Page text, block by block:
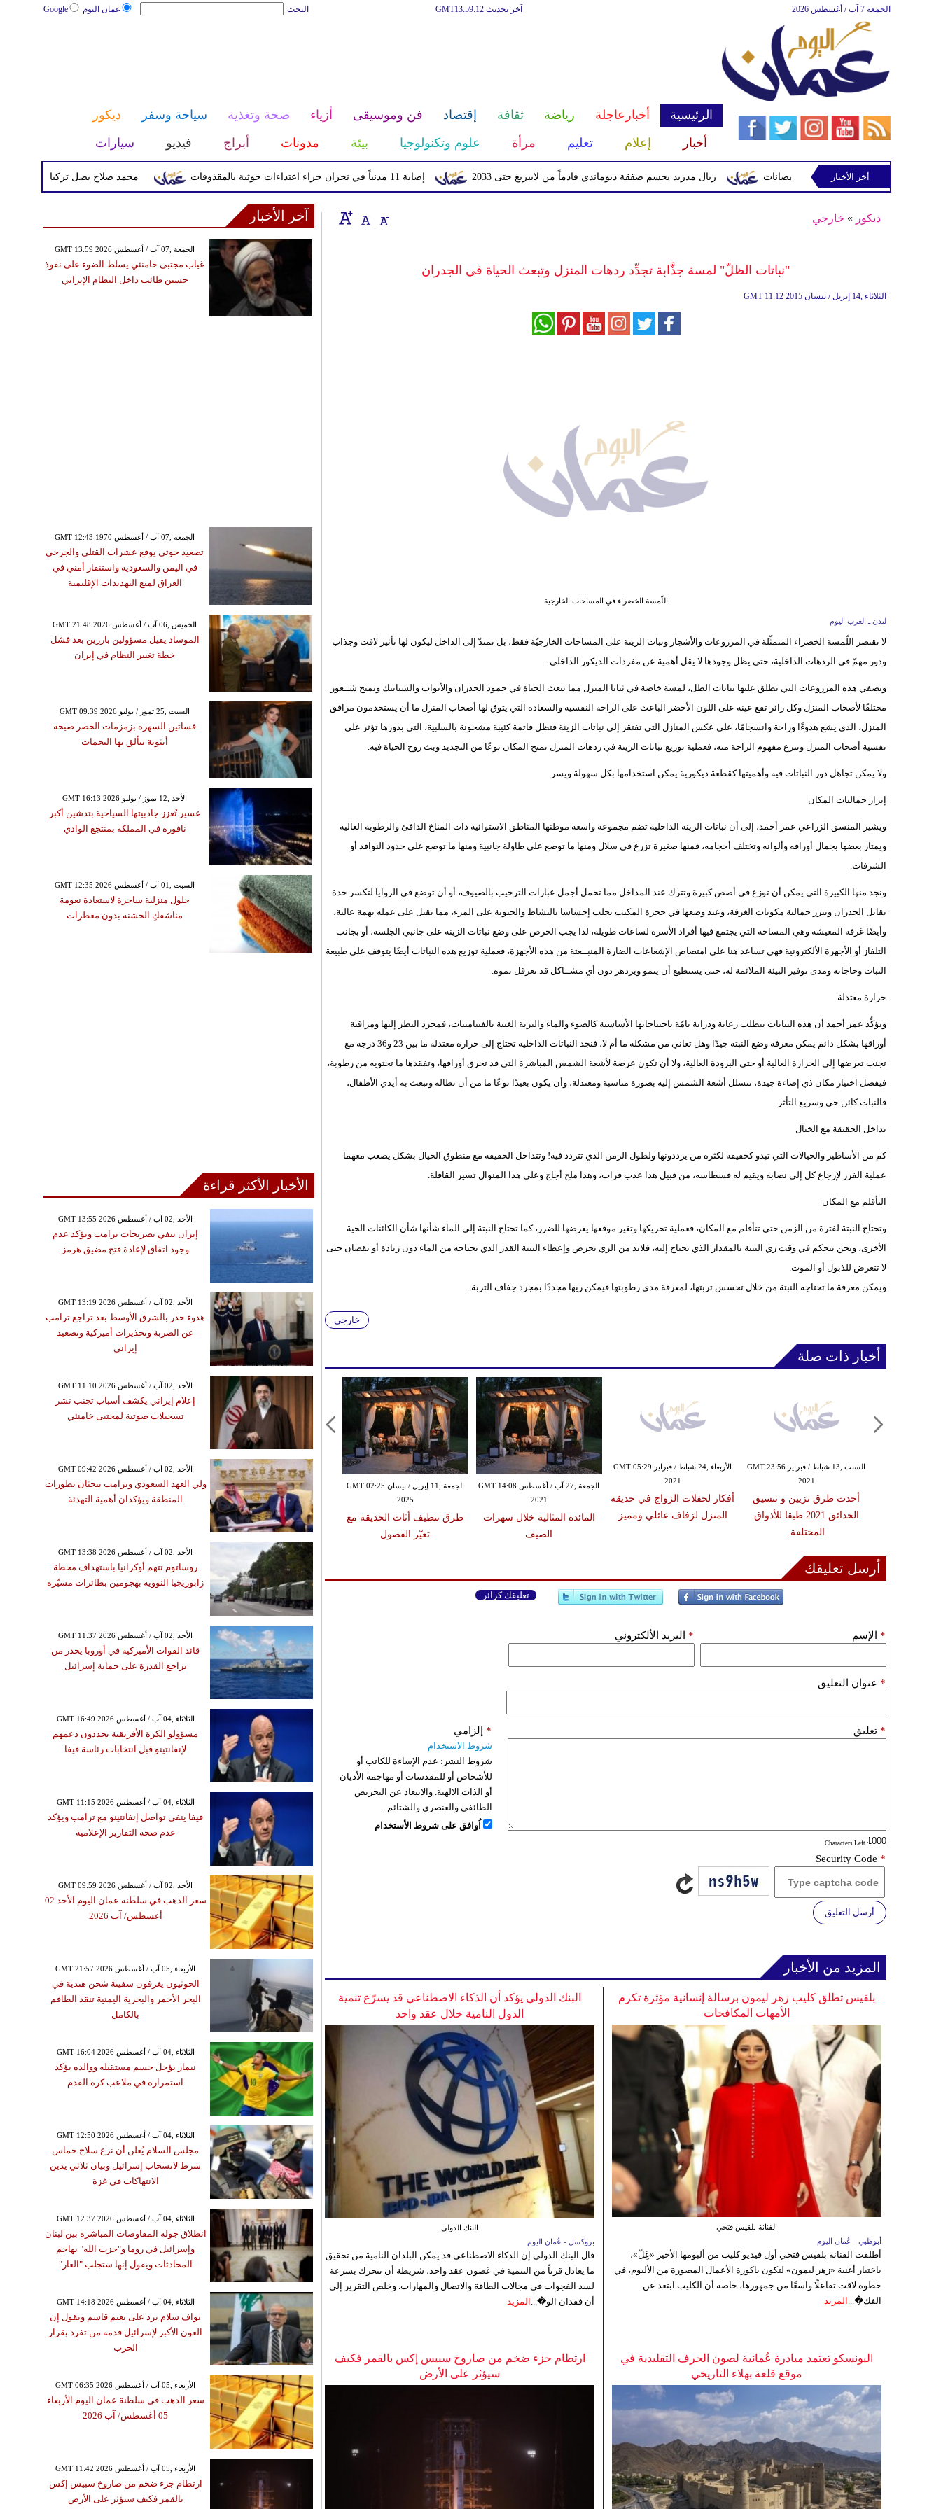
عمان اليوم Google البحث آخر تحديث GMT13:59:12 الجمعة 7 آب / أغسطس 2026
الرئيسية أخبارعاجلة رياضة ثقافة إقتصاد فن وموسيقى أزياء صحة وتغذية سياحة وسفر
ديكور
أخبار
إعلام تعليم مرأة علوم وتكنولوجيا بيئة مدونات أبراج فيديو سيارات
محمد صلاح يصل تركيا الأربعاء لإتمام إصابة 11 مدنياً في نجران جراء اعتداءات حوثية بالمقذوفات ريال مدريد يحسم صفقة ديوماندي قادماً من لايبزيغ حتى 2033 من أمطار غزيرة وفيضانات
أخر الأخبار
ديكور » خارجي
"نباتات الظلّ" لمسة جذَّابة تجدِّد ردهات المنزل وتبعث الحياة في الجدران
GMT 11:12 2015 الثلاثاء ,14 إبريل / نيسان
اللّمسة الخضراء في المساحات الخارجية
لندن ـ العرب اليوم
لا تقتصر اللّمسة الخضراء المتمثِّلة في المزروعات والأشجار ونبات الزينة على المساحات الخارجيّة فقط، بل تمتدّ إلى الداخل ليكون لها تأثير لافت وجذاب
ودور مهمّ في الردهات الداخلية، حتى يظل وجودها لا يقل أهمية عن مفردات الديكور الداخلي.
وتضفي هذه المزروعات التي يطلق عليها نباتات الظل، لمسة خاصة في ثنايا المنزل مما تبعث الحياة في جمود الجدران والأبواب والشبابيك وتمنح شــعور
مختلفًا لأصحاب المنزل وكل زائر تقع عينه على اللون الأخضر الباعث على الراحة النفسية والسعادة التي يتوق لها أصحاب المنزل ما أن يستخدمون مرافق
المنزل، الذي يشع هدوءًا وراحة وانسجامًا، على عكس المنازل التي تفتقر إلى نباتات الزينة فتظل قاتمة كئيبة مشحونة بالسلبية، التي بدورها تؤثر على
نفسية أصحاب المنزل وتنزع مفهوم الراحة منه، فعملية توزيع نباتات الزينة في ردهات المنزل تمنح المكان نوعًا من التجديد وبث روح الحياة فيه.
ولا يمكن تجاهل دور النباتات فيه وأهميتها كقطعة ديكورية يمكن استخدامها بكل سهولة ويسر.
إبراز جماليات المكان
ويشير المنسق الزراعي عمر أحمد، إلى أن نباتات الزينة الداخلية تضم مجموعة واسعة موطنها المناطق الاستوائية ذات المناخ الدافئ والرطوبة العالية
ويمتاز بعضها بجمال أوراقه وألوانه وتختلف أحجامه، فمنها صغيرة تزرع في سلال ومنها ما توضع على طاولة جانبية ومنها ما توضع على حدود النوافذ أو
الشرفات.
ونجد منها الكبيرة التي يمكن أن توزع في أصص كبيرة وتترك عند المداخل مما تحمل أجمل عبارات الترحيب بالضيوف، أو أن توضع في الزوايا لتكسر حدة
تقابل الجدران وتبرز جمالية مكونات الغرفة، وعند وضعها في حجرة المكتب تجلب إحساسا بالنشاط والحيوية على المرء، مما يقبل على عمله بهمة عالية،
وأيضًا غرفة المعيشة وهي المساحة التي يجتمع فيها أفراد الأسرة لساعات طويلة، لذا يجب الحرص على وضع نباتات الزينة على جانبي الجلسة، أو بجانب
التلفاز أو الأجهرة الألكترونية فهي تساعد هنا على امتصاص الإشعاعات الضارة المنبــعثة من هذه الأجهزة، فعملية توزيع هذه النباتات أيضًا يتوقف على طبيعة
النبات وحاجاته ومدى توفير البيئة الملائمة له، حتى يستطيع أن ينمو ويزدهر دون أي مشــاكل قد تعرقل نموه.
حرارة معتدلة
ويؤكِّد عمر أحمد أن هذه النباتات تتطلب رعاية ودراية تامّة باحتياجاتها الأساسية كالضوء والماء والتربة الغنية بالفتيامينات، فمجرد النظر إليها ومراقبة
أوراقها بشكل دائم يمكن معرفة وضع النبتة جيدًا وهل تعاني من مشكلة ما أم لا، فنجد النباتات الداخلية تحتاج إلى حرارة معتدلة ما بين 23 و36 درجة مع
تجنب تعرضها إلى الحرارة العالية أو حتى البرودة العالية، ولا أن تكون عرضة لأشعة الشمس المباشرة التي قد تحرق أوراقها، وتفقدها ما تحتويه من رطوبة،
فيفضل اختيار مكان ذي إضاءة جيدة، تتسلل أشعة الشمس إليه بصورة مناسبة ومعتدلة، وأن يكون بعيدًا نوعًا ما من أن تطاله وتبعث به أيدي الأطفال،
فالنبات كائن حي وسريع التأثر.
تداخل الحقيقة مع الخيال
كم من الأساطير والخيالات التي تبدو كحقيقة لكثرة من يرددونها ولطول الزمن الذي تتردد فيه! وتتداخل الحقيقة مع منطوق الخيال بشكل يصعب معهما
عملية الفرز لإرجاع كل إلى نصابه ويقيم له قسطاسه، من قبيل هذا عذب فرات، وهذا ملح أجاج وعلى هذا المنوال تسير القافلة.
التأقلم مع المكان
وتحتاج النبتة لفترة من الزمن حتى تتأقلم مع المكان، فعملية تحريكها وتغير موقعها يعرضها للضرر، كما تحتاج النبتة إلى الماء شأنها شأن الكائنات الحية
الأخرى، ونحن نتحكم في وقت ري النبتة بالمقدار الذي تحتاج إليه، فلابد من الري بحرص وإعطاء النبتة القدر الذي تحتاجه من الماء دون زيادة أو نقصان حتى
لا تتعرض للذبول أو الموت.
ويمكن معرفة ما تحتاجه النبتة من خلال تحسس تربتها، لمعرفة مدى رطوبتها فيمكن ريها مجددًا بمجرد جفاف التربة.
خارجي
أخبار ذات صلة
الجمعة ,11 إبريل / نيسان GMT 02:25
2025
طرق تنظيف أثاث الحديقة مع
تغيّر الفصول
الجمعة ,27 آب / أغسطس GMT 14:08
2021
المائدة المثالية خلال سهرات
الصيف
الأربعاء ,24 شباط / فبراير GMT 05:29
2021
أفكار لحفلات الزواج في حديقة
المنزل لزفاف عائلي ومميز
السبت ,13 شباط / فبراير GMT 23:56
2021
أحدث طرق تزيين و تنسيق
الحدائق 2021 طبقا للأذواق
المختلفة.
أرسل تعليقك
تعليقك كزائر
الإسم * البريد الألكتروني *
عنوان التعليق *
تعليق *
: Characters Left
إلزامي *
شروط الاستخدام
شروط النشر: عدم الإساءة للكاتب أو
للأشخاص أو للمقدسات أو مهاجمة الأديان
أو الذات الالهية. والابتعاد عن التحريض
الطائفي والعنصري والشتائم.
اُوافق على شروط الأستخدام
Security Code *
أرسل التعليق
المزيد من الأخبار
البنك الدولي يؤكد أن الذكاء الاصطناعي قد يسرّع تنمية
الدول النامية خلال عقد واحد
البنك الدولي
بروكسل - عُمان اليوم
قال البنك الدولي إن الذكاء الاصطناعي قد يمكن البلدان النامية من تحقيق
ما يعادل قرناً من التنمية في غضون عقد واحد، شريطة أن تتحرك بسرعة
لسد الفجوات في مجالات الطاقة والاتصال والمهارات. وخلص التقرير إلى
أن فقدان الو�... المزيد
بلقيس تطلق كليب زهر ليمون برسالة إنسانية مؤثرة تكرم
الأمهات المكافحات
الفنانة بلقيس فتحي
أبوظبي - عُمان اليوم
أطلقت الفنانة بلقيس فتحي أول فيديو كليب من ألبومها الأخير «غِلّ»،
باختيار أغنية «زهر ليمون» لتكون باكورة الأعمال المصورة من الألبوم، في
خطوة لاقت تفاعلًا واسعًا من جمهورها، خاصة أن الكليب ابتعد عن
الفك�... المزيد
ارتطام جزء ضخم من صاروخ سبيس إكس بالقمر فكيف
سيؤثر على الأرض
اليونسكو تعتمد مبادرة عُمانية لصون الحرف التقليدية في
موقع قلعة بهلاء التاريخي
آخر الأخبار
GMT 13:59 2026 الجمعة ,07 آب / أغسطس
غياب مجتبى خامنئي يسلط الضوء على نفوذ
حسين طائب داخل النظام الإيراني
GMT 12:43 1970 الجمعة ,07 آب / أغسطس
تصعيد حوثي يوقع عشرات القتلى والجرحى
في اليمن والسعودية واستنفار أمني في
العراق لمنع التهديدات الإقليمية
GMT 21:48 2026 الخميس ,06 آب / أغسطس
الموساد يقيل مسؤولين بارزين بعد فشل
خطة تغيير النظام في إيران
GMT 09:39 2026 السبت ,25 تموز / يوليو
فساتين السهرة بزمزمات الخصر صيحة
أنثوية تتألق بها النجمات
GMT 16:13 2026 الأحد ,12 تموز / يوليو
عسير تُعزز جاذبيتها السياحية بتدشين أكبر
نافورة في المملكة بمنتجع الوادي
GMT 12:35 2026 السبت ,01 آب / أغسطس
حلول منزلية ساحرة لاستعادة نعومة
مناشفكِ الخشنة بدون معطرات
الأخبار الأكثر قراءة
GMT 13:55 2026 الأحد ,02 آب / أغسطس
إيران تنفي تصريحات ترامب وتؤكد عدم
وجود اتفاق لإعادة فتح مضيق هرمز
GMT 13:19 2026 الأحد ,02 آب / أغسطس
هدوء حذر بالشرق الأوسط بعد تراجع ترامب
عن الضربة وتحذيرات أميركية وتصعيد
إيراني
GMT 11:10 2026 الأحد ,02 آب / أغسطس
إعلام إيراني يكشف أسباب تجنب نشر
تسجيلات صوتية لمجتبى خامنئي
GMT 09:42 2026 الأحد ,02 آب / أغسطس
ولي العهد السعودي وترامب يبحثان تطورات
المنطقة ويؤكدان أهمية التهدئة
GMT 13:38 2026 الأحد ,02 آب / أغسطس
روساتوم تتهم أوكرانيا باستهداف محطة
زابوريجيا النووية بهجومين بطائرات مسيّرة
GMT 11:37 2026 الأحد ,02 آب / أغسطس
قائد القوات الأميركية في أوروبا يحذر من
تراجع القدرة على حماية إسرائيل
GMT 16:49 2026 الثلاثاء ,04 آب / أغسطس
مسؤولو الكرة الأفريقية يجددون دعمهم
لإنفانتينو قبل انتخابات رئاسة فيفا
GMT 11:15 2026 الثلاثاء ,04 آب / أغسطس
فيفا ينفي تواصل إنفانتينو مع ترامب ويؤكد
عدم صحة التقارير الإعلامية
GMT 09:59 2026 الأحد ,02 آب / أغسطس
سعر الذهب في سلطنة عمان اليوم الأحد 02
أغسطس/ آب 2026
GMT 21:57 2026 الأربعاء ,05 آب / أغسطس
الحوثيون يغرقون سفينة شحن هندية في
البحر الأحمر والبحرية اليمنية تنقذ الطاقم
بالكامل
GMT 16:04 2026 الثلاثاء ,04 آب / أغسطس
نيمار يؤجل حسم مستقبله ووالده يؤكد
استمراره في ملاعب كرة القدم
GMT 12:50 2026 الثلاثاء ,04 آب / أغسطس
مجلس السلام يُعلن أن نزع سلاح حماس
شرط لانسحاب إسرائيل وبيان ثلاثي يدين
الانتهاكات في غزة
GMT 12:37 2026 الثلاثاء ,04 آب / أغسطس
انطلاق جولة المفاوضات المباشرة بين لبنان
وإسرائيل في روما و"حزب الله" يهاجم
المحادثات ويقول إنها ستجلب "العار"
GMT 14:18 2026 الثلاثاء ,04 آب / أغسطس
نواف سلام يرد على نعيم قاسم ويقول إن
العون الأكبر لإسرائيل قدمه من تفرد بقرار
الحرب
GMT 06:35 2026 الأربعاء ,05 آب / أغسطس
سعر الذهب في سلطنة عمان اليوم الأربعاء
05 أغسطس/ آب 2026
GMT 11:42 2026 الأربعاء ,05 آب / أغسطس
ارتطام جزء ضخم من صاروخ سبيس إكس
بالقمر فكيف سيؤثر على الأرض